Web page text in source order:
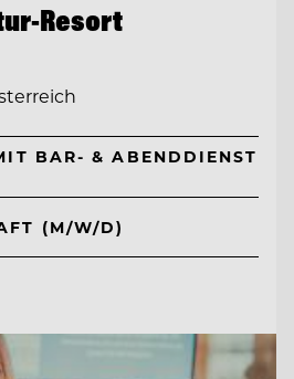
Resort
BAR- & ABENDDIENST
(M/W/D)